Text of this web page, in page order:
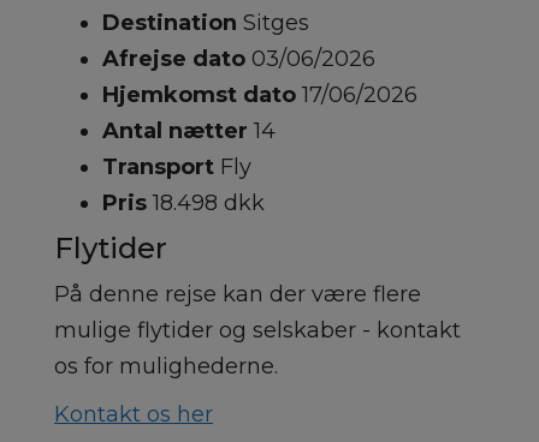
Destination Sitges
Afrejse dato 03/06/2026
Hjemkomst dato 17/06/2026
Antal nætter 14
Transport Fly
Pris 18.498 dkk
Flytider
På denne rejse kan der være flere
mulige flytider og selskaber - kontakt
os for mulighederne.
Kontakt os her